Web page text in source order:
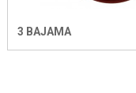
3 BAJAMA